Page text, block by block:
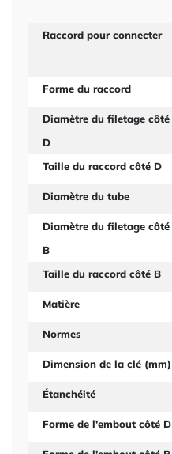
Raccord pour connecter
Forme du raccord
Diamètre du filetage côté
D
Taille du raccord côté D
Diamètre du tube
Diamètre du filetage côté
B
Taille du raccord côté B
Matière
Normes
Dimension de la clé (mm)
Étanchéité
Forme de l'embout côté D